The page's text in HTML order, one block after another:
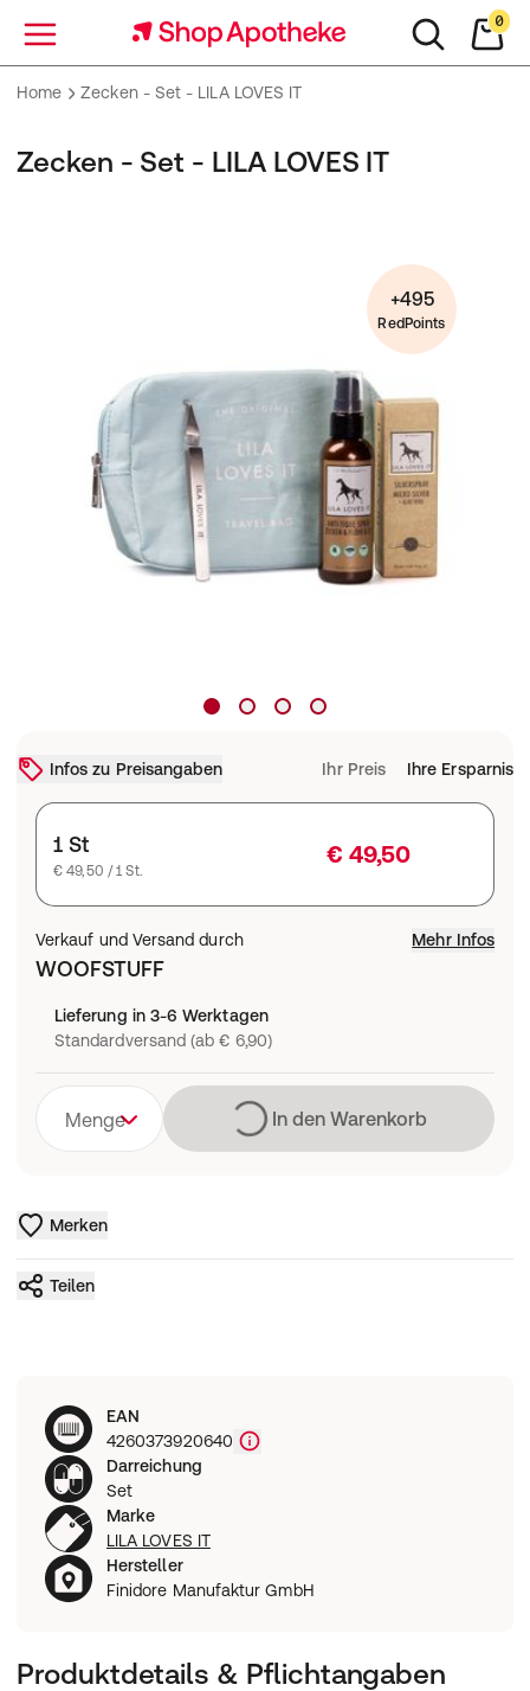
Menü
0
Home Zecken - Set - LILA LOVES IT
Zecken - Set - LILA LOVES IT
+495
RedPoints
Infos zu Preisangaben Ihr Preis Ihre Ersparnis
1 St
€ 49,50 / 1 St.
€ 49,50
Verkauf und Versand durch Mehr Infos
WOOFSTUFF
Lieferung in 3-6 Werktagen
Standardversand (ab € 6,90)
Menge LädtIn den Warenkorb
Merken
Teilen
EAN
4260373920640
Darreichung
Set
Marke
LILA LOVES IT
Hersteller
Finidore Manufaktur GmbH
Produktdetails & Pflichtangaben